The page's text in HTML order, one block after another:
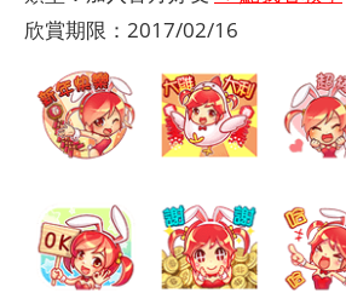
欣賞期限：2017/02/16